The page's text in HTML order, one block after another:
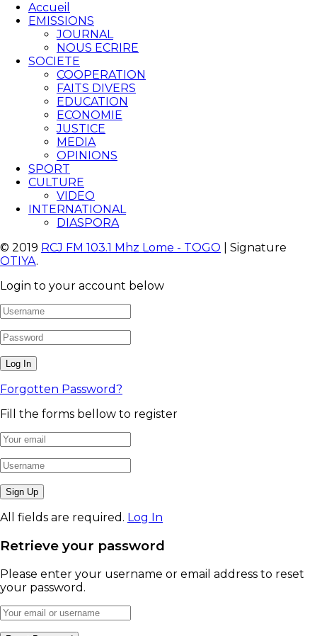
Accueil
EMISSIONS
JOURNAL
NOUS ECRIRE
SOCIETE
COOPERATION
FAITS DIVERS
EDUCATION
ECONOMIE
JUSTICE
MEDIA
OPINIONS
SPORT
CULTURE
VIDEO
INTERNATIONAL
DIASPORA
© 2019 RCJ FM 103.1 Mhz Lome - TOGO | Signature
OTIYA.
Login to your account below
Forgotten Password?
Fill the forms bellow to register
All fields are required. Log In
Retrieve your password
Please enter your username or email address to reset
your password.